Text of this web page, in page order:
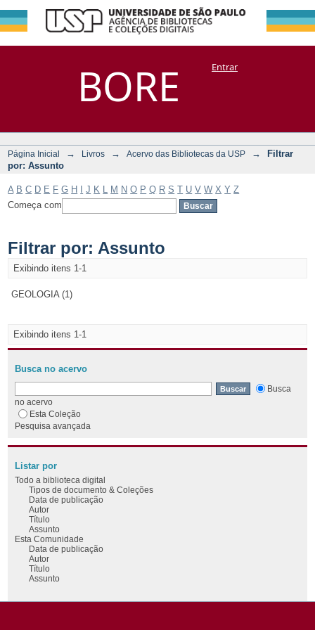
BORE
Filtrar por:
Assunto
DSpace/Manakin + CoriscoEntrar
Página Inicial → Livros → Acervo das Bibliotecas da USP →
Filtrar
por: Assunto
A B C D E F G H J K M N O P Q R S T U V W X Y Z
Começa com
Filtrar por: Assunto
Exibindo itens 1-1
GEOLOGIA (1)
Exibindo itens 1-1
Busca no acervo
Busca
no acervo
Esta Coleção
Pesquisa avançada
Listar por
Todo a biblioteca digital
Tipos de documento & Coleções
Data de publicação
Autor
Título
Assunto
Esta Comunidade
Data de publicação
Autor
Título
Assunto